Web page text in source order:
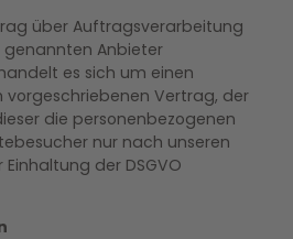
über Auftragsverarbeitung
Anbieter
es sich um einen
Vertrag, der
die personenbezogenen
nur nach unseren
der DSGVO